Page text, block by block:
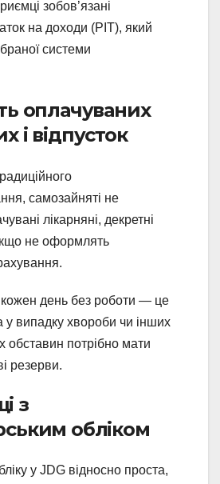
зобов’язані
на доходи (PIT), який
системи
оплачуваних
і відпусток
самозайняті не
лікарняні, декретні
не оформлять
день без роботи — це
у випадку хвороби чи інших
обставин потрібно мати
резерви.
з
обліком
у JDG відносно проста,